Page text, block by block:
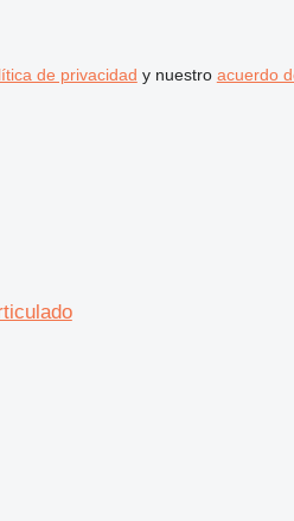
de privacidad y nuestro acuerdo